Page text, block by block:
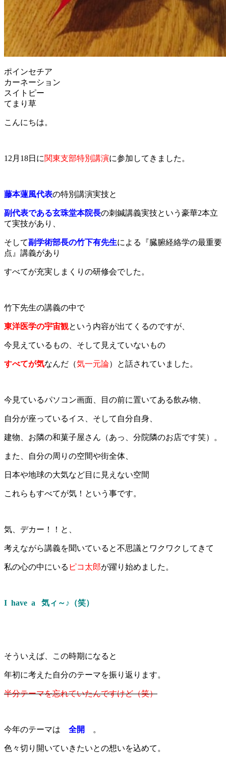
ポインセチア
カーネーション
スイトピー
てまり草
こんにちは。
12月18日に関東支部特別講演に参加してきました。
藤本蓮風代表の特別講演実技と
副代表である玄珠堂本院長の刺鍼講義実技という豪華2本立
て実技があり、
そして副学術部長の竹下有先生による『臓腑経絡学の最重要
点』講義があり
すべてが充実しまくりの研修会でした。
竹下先生の講義の中で
東洋医学の宇宙観という内容が出てくるのですが、
今見えているもの、そして見えていないもの
すべてが気なんだ（気一元論）と話されていました。
今見ているパソコン画面、目の前に置いてある飲み物、
自分が座っているイス、そして自分自身、
建物、お隣の和菓子屋さん（あっ、分院隣のお店です笑）。
また、自分の周りの空間や街全体、
日本や地球の大気など目に見えない空間
これらもすべてが気！という事です。
気、デカー！！と、
考えながら講義を聞いていると不思議とワクワクしてきて
私の心の中にいる ピコ太郎が躍り始めました。
I have a 気ィ～♪（笑）
そういえば、この時期になると
年初に考えた自分のテーマを振り返ります。
半分テーマを忘れていたんですけど（笑）
今年のテーマは 全開 。
色々切り開いていきたいとの想いを込めて。